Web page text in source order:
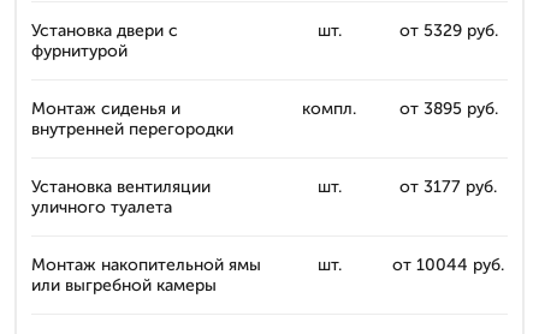
Установка двери с
фурнитурой
шт. от 5329 руб.
Монтаж сиденья и
внутренней перегородки
компл. от 3895 руб.
Установка вентиляции
уличного туалета
шт. от 3177 руб.
Монтаж накопительной ямы
или выгребной камеры
шт. от 10044 руб.